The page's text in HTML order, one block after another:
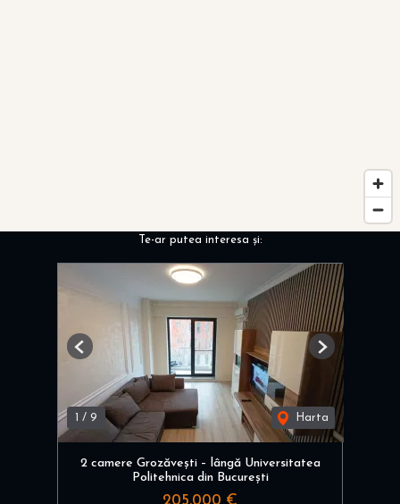
Te-ar putea interesa și:
/ 9 Harta
Previous Next
2 camere Grozăvești – lângă Universitatea
Politehnica din București